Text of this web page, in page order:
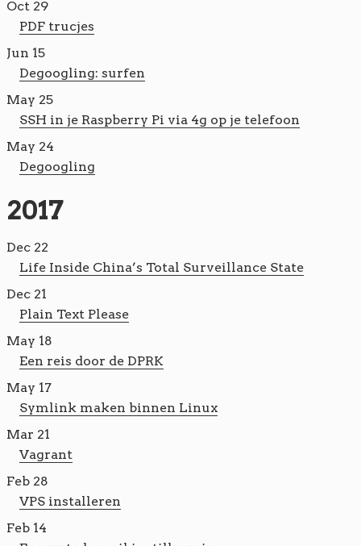
Oct 29
PDF trucjes
Jun 15
Degoogling: surfen
May 25
SSH in je Raspberry Pi via 4g op je telefoon
May 24
Degoogling
2017
Dec 22
Life Inside China’s Total Surveillance State
Dec 21
Plain Text Please
May 18
Een reis door de DPRK
May 17
Symlink maken binnen Linux
Mar 21
Vagrant
Feb 28
VPS installeren
Feb 14